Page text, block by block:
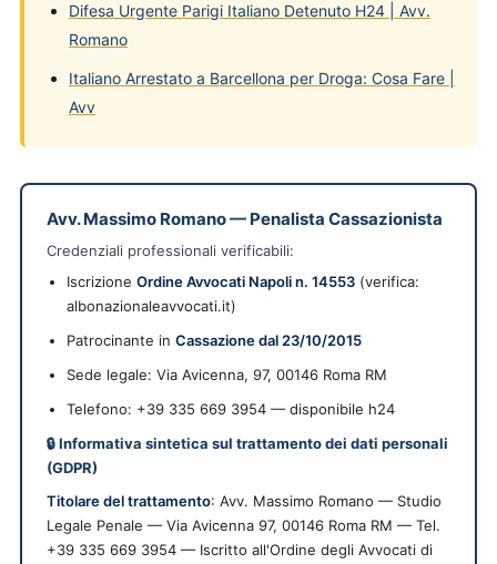
Difesa Urgente Parigi Italiano Detenuto H24 | Avv.
Romano
Italiano Arrestato a Barcellona per Droga: Cosa Fare |
Avv
Avv. Massimo Romano— Penalista Cassazionista
Credenziali professionali verificabili:
Iscrizione Ordine Avvocati Napoli n. 14553 (verifica:
albonazionaleavvocati.it)
Patrocinante in Cassazione dal 23/10/2015
Sede legale: Via Avicenna, 97, 00146 Roma RM
Telefono: +39 335 669 3954 — disponibile h24
🔒 Informativa sintetica sul trattamento dei dati personali
(GDPR)
Titolare del trattamento: Avv. Massimo Romano — Studio
Legale Penale — Via Avicenna 97, 00146 Roma RM — Tel.
+39 335 669 3954 — Iscritto all'Ordine degli Avvocati di